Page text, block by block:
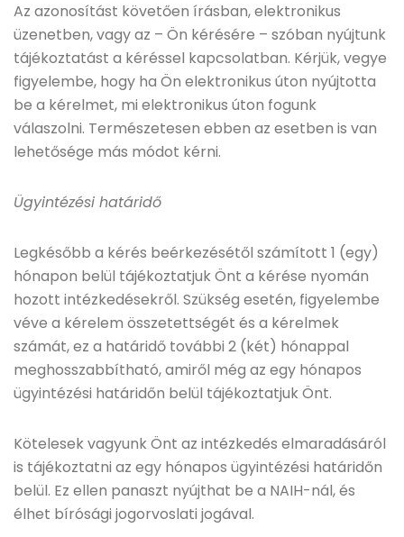
Az azonosítást követően írásban, elektronikus
üzenetben, vagy az – Ön kérésére – szóban nyújtunk
tájékoztatást a kéréssel kapcsolatban. Kérjük, vegye
figyelembe, hogy ha Ön elektronikus úton nyújtotta
be a kérelmet, mi elektronikus úton fogunk
válaszolni. Természetesen ebben az esetben is van
lehetősége más módot kérni.
Ügyintézési határidő
Legkésőbb a kérés beérkezésétől számított 1 (egy)
hónapon belül tájékoztatjuk Önt a kérése nyomán
hozott intézkedésekről. Szükség esetén, figyelembe
véve a kérelem összetettségét és a kérelmek
számát, ez a határidő további 2 (két) hónappal
meghosszabbítható, amiről még az egy hónapos
ügyintézési határidőn belül tájékoztatjuk Önt.
Kötelesek vagyunk Önt az intézkedés elmaradásáról
is tájékoztatni az egy hónapos ügyintézési határidőn
belül. Ez ellen panaszt nyújthat be a NAIH-nál, és
élhet bírósági jogorvoslati jogával.